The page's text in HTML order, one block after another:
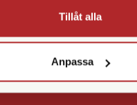
Tillåt alla
Anpassa
NYHETSBREV